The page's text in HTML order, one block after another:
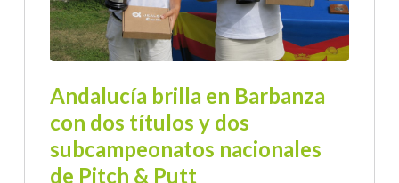
Andalucía brilla en Barbanza
con dos títulos y dos
subcampeonatos nacionales
de Pitch & Putt